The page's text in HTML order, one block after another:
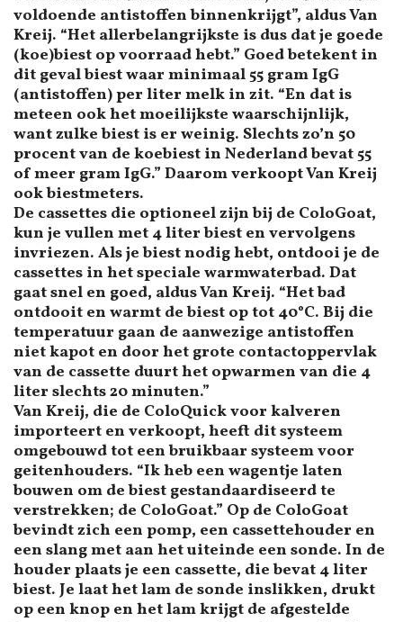
voldoende antistoffen binnenkrijgt”, aldus Van
Kreij. “Het allerbelangrijkste is dus dat je goede
(koe)biest op voorraad hebt.” Goed betekent in
dit geval biest waar minimaal 55 gram IgG
(antistoffen) per liter melk in zit. “En dat is
meteen ook het moeilijkste waarschijnlijk,
want zulke biest is er weinig. Slechts zo’n 50
procent van de koebiest in Nederland bevat 55
of meer gram IgG.” Daarom verkoopt Van Kreij
ook biestmeters.
De cassettes die optioneel zijn bij de ColoGoat,
kun je vullen met 4 liter biest en vervolgens
invriezen. Als je biest nodig hebt, ontdooi je de
cassettes in het speciale warmwaterbad. Dat
gaat snel en goed, aldus Van Kreij. “Het bad
ontdooit en warmt de biest op tot 40°C. Bij die
temperatuur gaan de aanwezige antistoffen
niet kapot en door het grote contactoppervlak
van de cassette duurt het opwarmen van die 4
liter slechts 20 minuten.”
Van Kreij, die de ColoQuick voor kalveren
importeert en verkoopt, heeft dit systeem
omgebouwd tot een bruikbaar systeem voor
geitenhouders. “Ik heb een wagentje laten
bouwen om de biest gestandaardiseerd te
verstrekken; de ColoGoat.” Op de ColoGoat
bevindt zich een pomp, een cassettehouder en
een slang met aan het uiteinde een sonde. In de
houder plaats je een cassette, die bevat 4 liter
biest. Je laat het lam de sonde inslikken, drukt
op een knop en het lam krijgt de afgestelde